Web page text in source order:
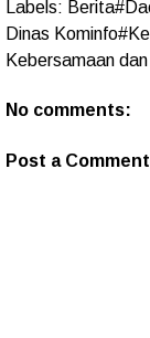
Labels:
Dinas
Kebersamaan
No comments:
Post a Comment